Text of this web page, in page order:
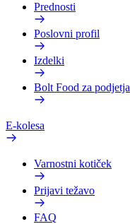
Prednosti
Poslovni profil
Izdelki
Bolt Food za podjetja
E-kolesa
Varnostni kotiček
Prijavi težavo
FAQ